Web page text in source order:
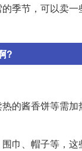
季节，可以卖
?
的酱香饼等需
巾、帽子等，